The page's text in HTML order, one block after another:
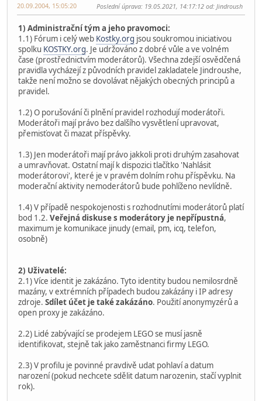
20.09.2004, 15:05:20 Poslední úprava: 19.05.2021, 14:17:12 od: Jindroush
1) Administrační tým a jeho pravomoci:
1.1) Fórum i celý web Kostky.org jsou soukromou iniciativou
spolku KOSTKY.org. Je udržováno z dobré vůle a ve volném
čase (prostřednictvím moderátorů). Všechna zdejší osvědčená
pravidla vycházejí z původních pravidel zakladatele Jindroushe,
takže není možno se dovolávat nějakých obecných principů a
pravidel.
1.2) O porušování či plnění pravidel rozhodují moderátoři.
Moderátoři mají právo bez dalšího vysvětlení upravovat,
přemisťovat či mazat příspěvky.
1.3) Jen moderátoři mají právo jakkoli proti druhým zasahovat
a umravňovat. Ostatní mají k dispozici tlačítko 'Nahlásit
moderátorovi', které je v pravém dolním rohu příspěvku. Na
moderační aktivity nemoderátorů bude pohlíženo nevlídně.
1.4) V případě nespokojenosti s rozhodnutími moderátorů platí
bod 1.2. Veřejná diskuse s moderátory je nepřípustná,
maximum je komunikace jinudy (email, pm, icq, telefon,
osobně)
2) Uživatelé:
2.1) Více identit je zakázáno. Tyto identity budou nemilosrdně
mazány, v extrémních případech budou zakázány i IP adresy
zdroje. Sdílet účet je také zakázáno. Použití anonymyzérů a
open proxy je zakázáno.
2.2) Lidé zabývající se prodejem LEGO se musí jasně
identifikovat, stejně tak jako zaměstnanci firmy LEGO.
2.3) V profilu je povinné pravdivě udat pohlaví a datum
narození (pokud nechcete sdělit datum narozenin, stačí vyplnit
rok).